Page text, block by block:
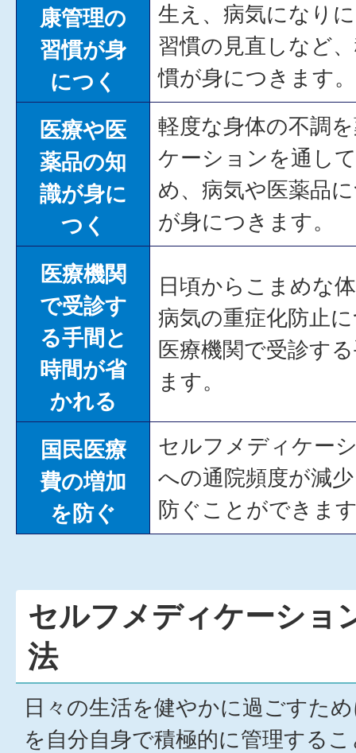
康管理の
習慣が身
につく
生え、病気になり
習慣の見直しなど
慣が身につきます。
医療や医
薬品の知
識が身に
つく
軽度な身体の不調
ケーションを通し
め、病気や医薬品
が身につきます。
医療機関
で受診す
る手間と
時間が省
かれる
日頃からこまめな
病気の重症化防止
医療機関で受診す
ます。
国民医療
費の増加
を防ぐ
セルフメディケー
への通院頻度が減
防ぐことができま
セルフメディケーショ
法
日々の生活を健やかに過ごすた
を自分自身で積極的に管理する